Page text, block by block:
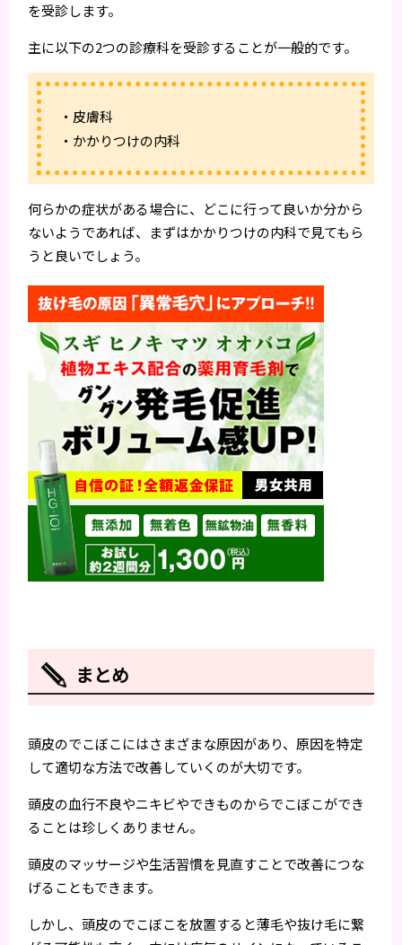
を受診します。
主に以下の2つの診療科を受診することが一般的です。
・皮膚科
・かかりつけの内科
何らかの症状がある場合に、どこに行って良いか分から
ないようであれば、まずはかかりつけの内科で見てもら
うと良いでしょう。
まとめ
頭皮のでこぼこにはさまざまな原因があり、原因を特定
して適切な方法で改善していくのが大切です。
頭皮の血行不良やニキビやできものからでこぼこができ
ることは珍しくありません。
頭皮のマッサージや生活習慣を見直すことで改善につな
げることもできます。
しかし、頭皮のでこぼこを放置すると薄毛や抜け毛に繋